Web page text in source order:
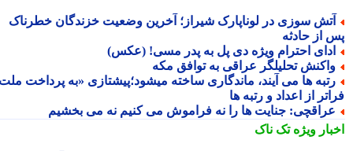
سوزی در لوناپارک شیراز؛ آخرین وضعیت خزندگان خطرناک
از حادثه
احترام ویژه دی پل به پدر مسی! (عکس)
تحلیلگر عراقی به توافق مکه
ها می آیند، ماندگاری ساخته میشود؛پیشتازی «به پرداخت ملت
از اعداد و رتبه ها
جنایت ها را نه فراموش می کنیم نه می بخشیم
ویژهتک ناک